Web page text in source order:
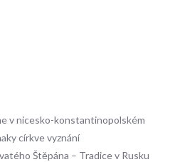
v nicesko-konstantinopolském
církve vyznání
Štěpána – Tradice v Rusku